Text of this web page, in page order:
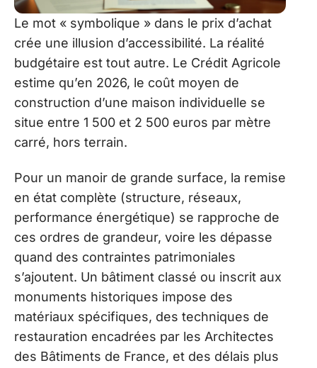
Le mot « symbolique » dans le prix d’achat
crée une illusion d’accessibilité. La réalité
budgétaire est tout autre. Le Crédit Agricole
estime qu’en 2026, le coût moyen de
construction d’une maison individuelle se
situe entre 1 500 et 2 500 euros par mètre
carré, hors terrain.
Pour un manoir de grande surface, la remise
en état complète (structure, réseaux,
performance énergétique) se rapproche de
ces ordres de grandeur, voire les dépasse
quand des contraintes patrimoniales
s’ajoutent. Un bâtiment classé ou inscrit aux
monuments historiques impose des
matériaux spécifiques, des techniques de
restauration encadrées par les Architectes
des Bâtiments de France, et des délais plus